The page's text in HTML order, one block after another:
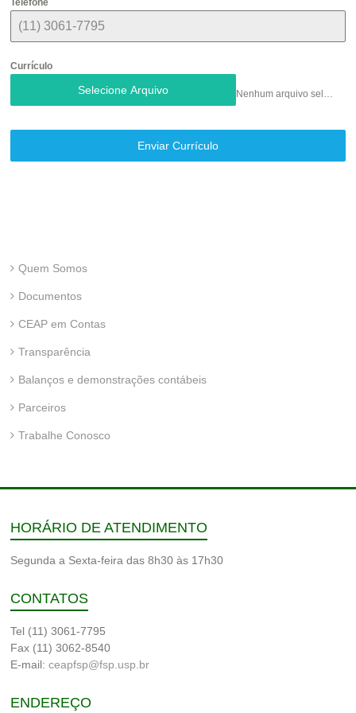
Telefone
Currículo
Selecione Arquivo Nenhum arquivo selecionado ainda
Enviar Currículo
Quem Somos
Documentos
CEAP em Contas
Transparência
Balanços e demonstrações contábeis
Parceiros
Trabalhe Conosco
HORÁRIO DE ATENDIMENTO
Segunda a Sexta-feira das 8h30 às 17h30
CONTATOS
Tel (11) 3061-7795
Fax (11) 3062-8540
E-mail:ceapfsp@fsp.usp.br
ENDEREÇO